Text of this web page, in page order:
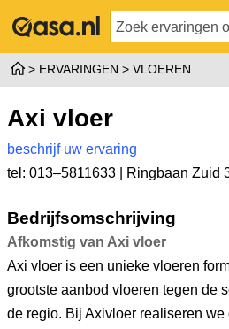
ERVARINGEN VLOEREN
Axi vloer
beschrijf uw ervaring
tel: 013–5811633 |
Ringbaan Zuid
Bedrijfsomschrijving
Afkomstig van Axi vloer
Axi vloer is een unieke vloeren
grootste aanbod vloeren tegen de
de regio. Bij Axivloer realiseren we